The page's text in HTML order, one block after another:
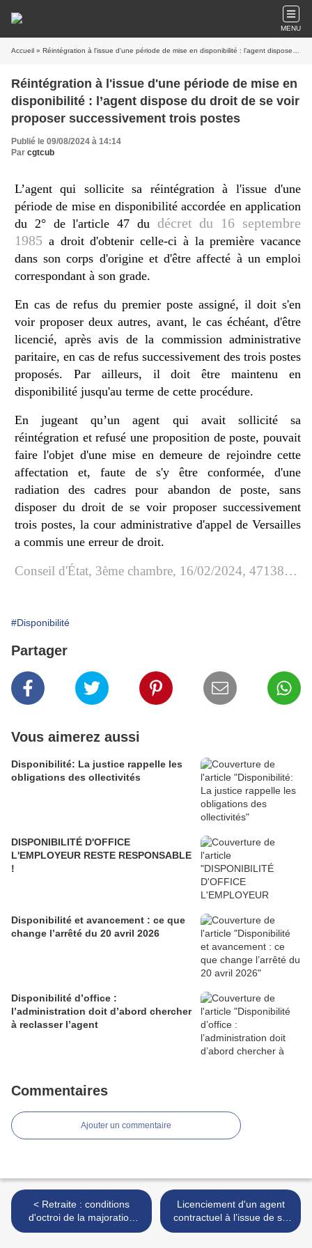
MENU
Accueil » Réintégration à l'issue d'une période de mise en disponibilité : l’agent dispose du droit de se voir proposer successivement trois postes
Réintégration à l'issue d'une période de mise en
disponibilité : l’agent dispose du droit de se voir
proposer successivement trois postes
Publié le 09/08/2024 à 14:14
Par cgtcub
L’agent qui sollicite sa réintégration à l'issue d'une
période de mise en disponibilité accordée en application
du 2° de l'article 47 du décret du 16 septembre
1985 a droit d'obtenir celle-ci à la première vacance
dans son corps d'origine et d'être affecté à un emploi
correspondant à son grade.
En cas de refus du premier poste assigné, il doit s'en
voir proposer deux autres, avant, le cas échéant, d'être
licencié, après avis de la commission administrative
paritaire, en cas de refus successivement des trois postes
proposés. Par ailleurs, il doit être maintenu en
disponibilité jusqu'au terme de cette procédure.
En jugeant qu’un agent qui avait sollicité sa
réintégration et refusé une proposition de poste, pouvait
faire l'objet d'une mise en demeure de rejoindre cette
affectation et, faute de s'y être conformée, d'une
radiation des cadres pour abandon de poste, sans
disposer du droit de se voir proposer successivement
trois postes, la cour administrative d'appel de Versailles
a commis une erreur de droit.
Conseil d'État, 3ème chambre, 16/02/2024, 471382, Inédit au recueil Lebon
#Disponibilité
Partager
Vous aimerez aussi
Disponibilité: La justice rappelle les
obligations des ollectivités
DISPONIBILITÉ D'OFFICE
L'EMPLOYEUR RESTE RESPONSABLE
!
Disponibilité et avancement : ce que
change l’arrêté du 20 avril 2026
Disponibilité d’office :
l’administration doit d’abord chercher
à reclasser l’agent
Commentaires
Ajouter un commentaire
< Retraite : conditions
d'octroi de la majoration
pour enfants en cas de
Licenciement d'un agent
contractuel à l’issue de sa
période d’essai >